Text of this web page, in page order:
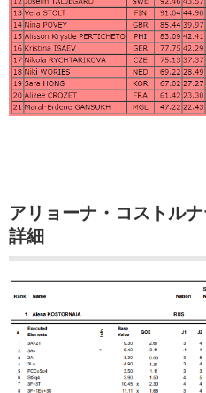
アリョーナ・コストル
詳細